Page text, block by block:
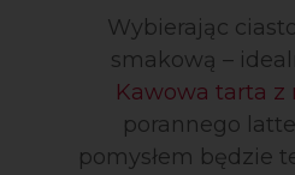
Wybierając
smakową –
Kawowa tarta z
porannego
pomysłem będzie